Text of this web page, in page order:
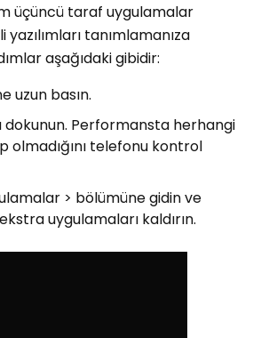
üçüncü taraf uygulamalar
tanımlamanıza
aşağıdaki gibidir:
uzun basın.
dokunun. Performansta herhangi
olmadığını telefonu kontrol
> bölümüne gidin ve
uygulamaları kaldırın.